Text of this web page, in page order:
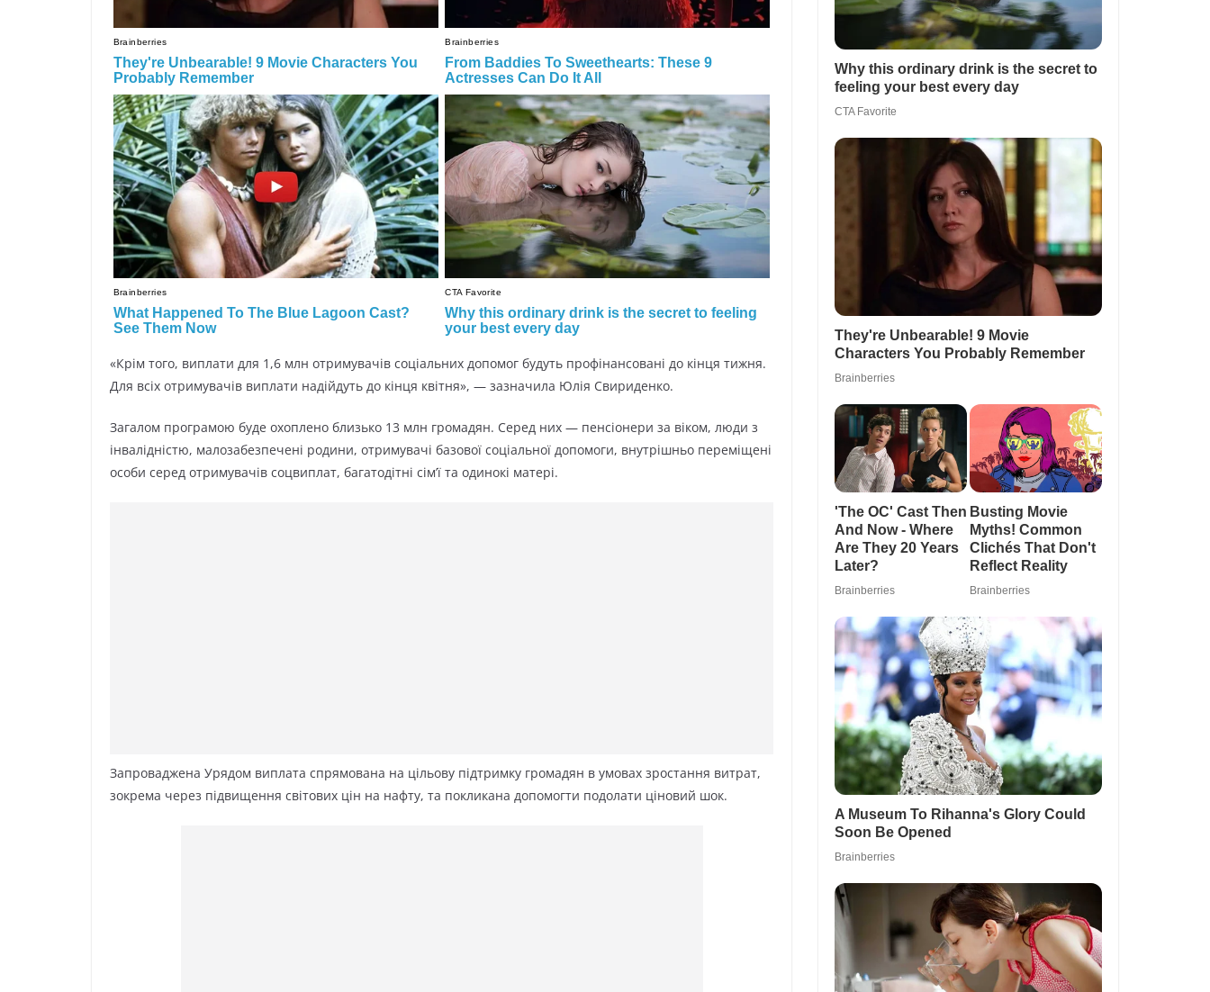
«Крім того, виплати для 1,6 млн отримувачів соціальних допомог будуть профінансовані до кінця тижня.
Для всіх отримувачів виплати надійдуть до кінця квітня», — зазначила Юлія Свириденко.
Загалом програмою буде охоплено близько 13 млн громадян. Серед них — пенсіонери за віком, люди з
інвалідністю, малозабезпечені родини, отримувачі базової соціальної допомоги, внутрішньо переміщені
особи серед отримувачів соцвиплат, багатодітні сім’ї та одинокі матері.
Запроваджена Урядом виплата спрямована на цільову підтримку громадян в умовах зростання витрат,
зокрема через підвищення світових цін на нафту, та покликана допомогти подолати ціновий шок.